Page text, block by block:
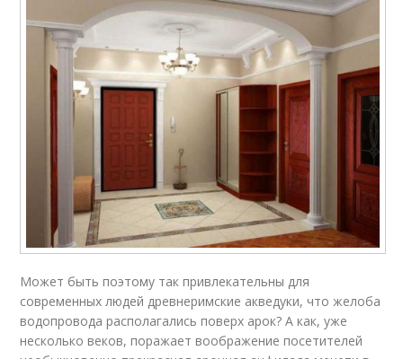
Может быть поэтому так привлекательны для
современных людей древнеримские акведуки, что желоба
водопровода располагались поверх арок? А как, уже
несколько веков, поражает воображение посетителей